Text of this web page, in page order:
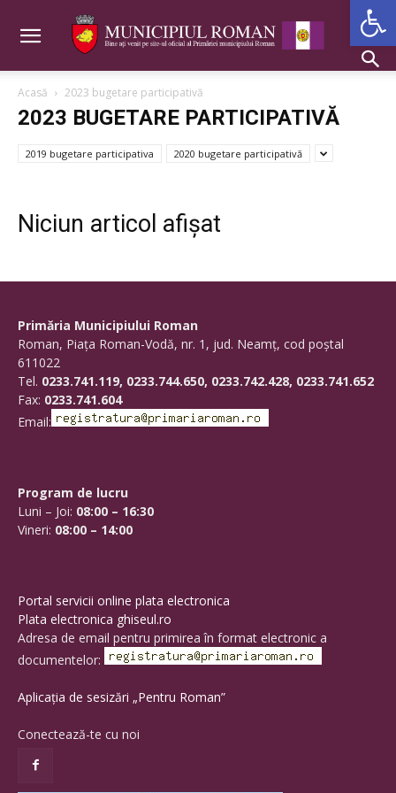
Acasă 2023 bugetare participativă
2023 BUGETARE PARTICIPATIVĂ
2019 bugetare participativa 2020 bugetare participativă
Niciun articol afișat
Primăria Municipiului Roman
Roman, Piaţa Roman-Vodă, nr. 1, jud. Neamţ, cod poştal
611022
Tel. 0233.741.119, 0233.744.650, 0233.742.428, 0233.741.652
Fax: 0233.741.604
Email:
Program de lucru
Luni – Joi: 08:00 – 16:30
Vineri: 08:00 – 14:00
Portal servicii online plata electronica
Plata electronica ghiseul.ro
Adresa de email pentru primirea în format electronic a
documentelor:
Aplicația de sesizări „Pentru Roman”
Conectează-te cu noi